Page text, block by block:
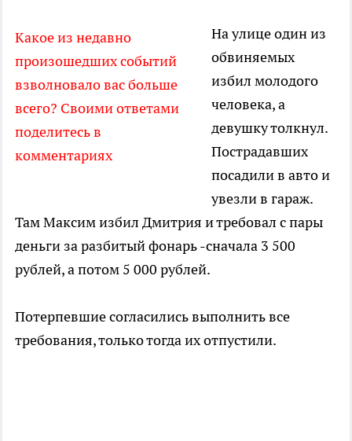
Какое из недавно
произошедших событий
взволновало вас больше
всего? Своими ответами
поделитесь в
комментариях
На улице один из
обвиняемых
избил молодого
человека, а
девушку толкнул.
Пострадавших
посадили в авто и
увезли в гараж.
Там Максим избил Дмитрия и требовал с пары
деньги за разбитый фонарь -сначала 3 500
рублей, а потом 5 000 рублей.
Потерпевшие согласились выполнить все
требования, только тогда их отпустили.